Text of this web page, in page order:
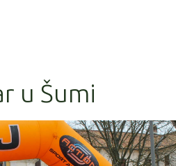
u Šumi